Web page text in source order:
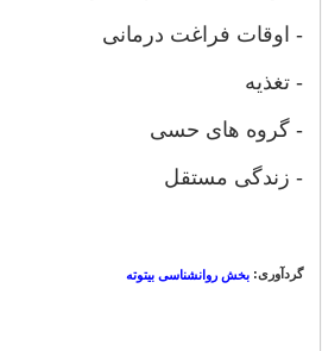
- اوقات فراغت درمانی
- تغذیه
- گروه های حسی
- زندگی مستقل
گردآوری: بخش روانشناسی بیتوته